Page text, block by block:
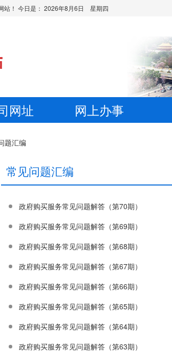
站！ 今日是： 2026年8月6日 星期四
网址 网上办事
题汇编
常见问题汇编
政府购买服务常见问题解答（第70期）
政府购买服务常见问题解答（第69期）
政府购买服务常见问题解答（第68期）
政府购买服务常见问题解答（第67期）
政府购买服务常见问题解答（第66期）
政府购买服务常见问题解答（第65期）
政府购买服务常见问题解答（第64期）
政府购买服务常见问题解答（第63期）